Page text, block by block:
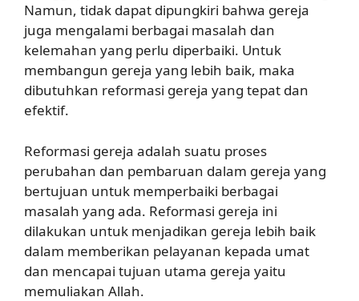
Namun, tidak dapat dipungkiri bahwa gereja
juga mengalami berbagai masalah dan
kelemahan yang perlu diperbaiki. Untuk
membangun gereja yang lebih baik, maka
dibutuhkan reformasi gereja yang tepat dan
efektif.
Reformasi gereja adalah suatu proses
perubahan dan pembaruan dalam gereja yang
bertujuan untuk memperbaiki berbagai
masalah yang ada. Reformasi gereja ini
dilakukan untuk menjadikan gereja lebih baik
dalam memberikan pelayanan kepada umat
dan mencapai tujuan utama gereja yaitu
memuliakan Allah.